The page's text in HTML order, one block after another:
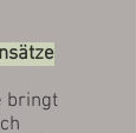
bringt